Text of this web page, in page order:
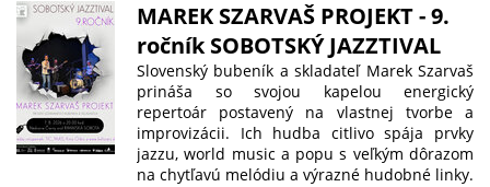
vydávajú za dobrodružstvom do lesa. Svoj
vzťah sa pokúša oživiť aj Klára staršia s
Bertym (Braňo Matuščin), no plán sa im...
MAREK SZARVAŠ PROJEKT - 9.
ročník SOBOTSKÝ JAZZTIVAL
Slovenský bubeník a skladateľ Marek Szarvaš
prináša so svojou kapelou energický
repertoár postavený na vlastnej tvorbe a
improvizácii. Ich hudba citlivo spája prvky
jazzu, world music a popu s veľkým dôrazom
na chytľavú melódiu a výrazné hudobné linky.